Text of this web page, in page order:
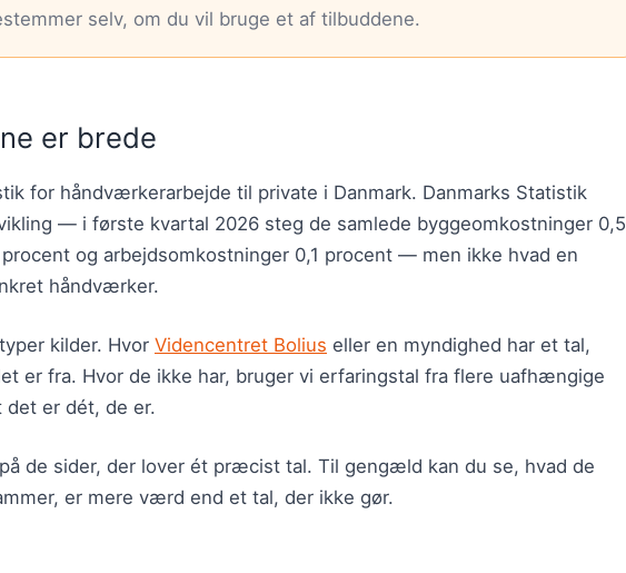
selv, om du vil bruge et af tilbuddene.
er brede
for håndværkerarbejde til private i Danmark. Danmarks Statistik
— i første kvartal 2026 steg de samlede byggeomkostninger 0,5
og arbejdsomkostninger 0,1 procent — men ikke hvad en
håndværker.
kilder. Hvor Videncentret Bolius eller en myndighed har et tal,
er fra. Hvor de ikke har, bruger vi erfaringstal fra flere uafhængige
det er dét, de er.
de sider, der lover ét præcist tal. Til gengæld kan du se, hvad de
er mere værd end et tal, der ikke gør.